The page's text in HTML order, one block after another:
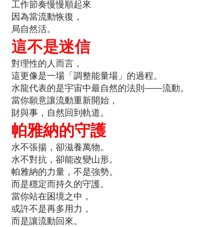
工作節奏慢慢順起來
因為當流動恢復，
局自然活。
這不是迷信
對理性的人而言，
這更像是一場「調整能量場」的過程。
水龍代表的是宇宙中最自然的法則——流動。
當你願意讓流動重新開始，
財與事，自然回到軌道。
帕雅納的守護
水不張揚，卻滋養萬物。
水不對抗，卻能改變山形。
帕雅納的力量，不是強勢。
而是穩定而持久的守護。
當你站在困境之中，
或許不是再多用力，
而是讓流動回來。